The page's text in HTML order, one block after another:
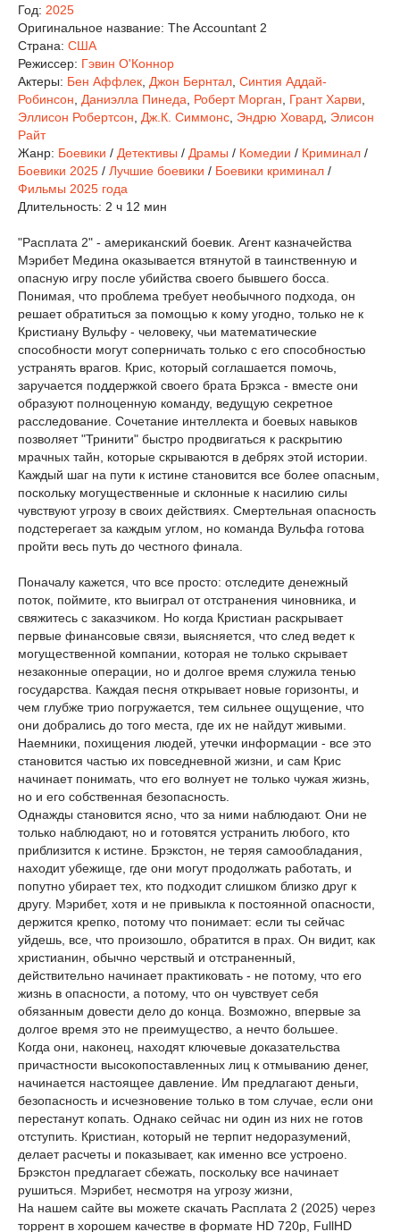
Год: 2025
Оригинальное название: The Accountant 2
Страна: США
Режиссер: Гэвин О'Коннор
Актеры: Бен Аффлек Джон Бернтал Синтия Аддай-
Робинсон
Даниэлла Пинеда Роберт Морган Грант Харви
Эллисон Робертсон
Дж.К. Симмонс Эндрю Ховард
Элисон
Райт
Жанр: Боевики / Детективы / Драмы / Комедии / Криминал /
Боевики 2025 / Лучшие боевики / Боевики криминал /
Фильмы 2025 года
Длительность: 2 ч 12 мин
"Расплата 2" - американский боевик. Агент казначейства
Мэрибет Медина оказывается втянутой в таинственную и
опасную игру после убийства своего бывшего босса.
Понимая, что проблема требует необычного подхода, он
решает обратиться за помощью к кому угодно, только не к
Кристиану Вульфу - человеку, чьи математические
способности могут соперничать только с его способностью
устранять врагов. Крис, который соглашается помочь,
заручается поддержкой своего брата Брэкса - вместе они
образуют полноценную команду, ведущую секретное
расследование. Сочетание интеллекта и боевых навыков
позволяет "Тринити" быстро продвигаться к раскрытию
мрачных тайн, которые скрываются в дебрях этой истории.
Каждый шаг на пути к истине становится все более опасным,
поскольку могущественные и склонные к насилию силы
чувствуют угрозу в своих действиях. Смертельная опасность
подстерегает за каждым углом, но команда Вульфа готова
пройти весь путь до честного финала.
Поначалу кажется, что все просто: отследите денежный
поток, поймите, кто выиграл от отстранения чиновника, и
свяжитесь с заказчиком. Но когда Кристиан раскрывает
первые финансовые связи, выясняется, что след ведет к
могущественной компании, которая не только скрывает
незаконные операции, но и долгое время служила тенью
государства. Каждая песня открывает новые горизонты, и
чем глубже трио погружается, тем сильнее ощущение, что
они добрались до того места, где их не найдут живыми.
Наемники, похищения людей, утечки информации - все это
становится частью их повседневной жизни, и сам Крис
начинает понимать, что его волнует не только чужая жизнь,
но и его собственная безопасность.
Однажды становится ясно, что за ними наблюдают. Они не
только наблюдают, но и готовятся устранить любого, кто
приблизится к истине. Брэкстон, не теряя самообладания,
находит убежище, где они могут продолжать работать, и
попутно убирает тех, кто подходит слишком близко друг к
другу. Мэрибет, хотя и не привыкла к постоянной опасности,
держится крепко, потому что понимает: если ты сейчас
уйдешь, все, что произошло, обратится в прах. Он видит, как
христианин, обычно черствый и отстраненный,
действительно начинает практиковать - не потому, что его
жизнь в опасности, а потому, что он чувствует себя
обязанным довести дело до конца. Возможно, впервые за
долгое время это не преимущество, а нечто большее.
Когда они, наконец, находят ключевые доказательства
причастности высокопоставленных лиц к отмыванию денег,
начинается настоящее давление. Им предлагают деньги,
безопасность и исчезновение только в том случае, если они
перестанут копать. Однако сейчас ни один из них не готов
отступить. Кристиан, который не терпит недоразумений,
делает расчеты и показывает, как именно все устроено.
Брэкстон предлагает сбежать, поскольку все начинает
рушиться. Мэрибет, несмотря на угрозу жизни,
На нашем сайте вы можете скачать Расплата 2 (2025) через
торрент в хорошем качестве в формате HD 720p, FullHD